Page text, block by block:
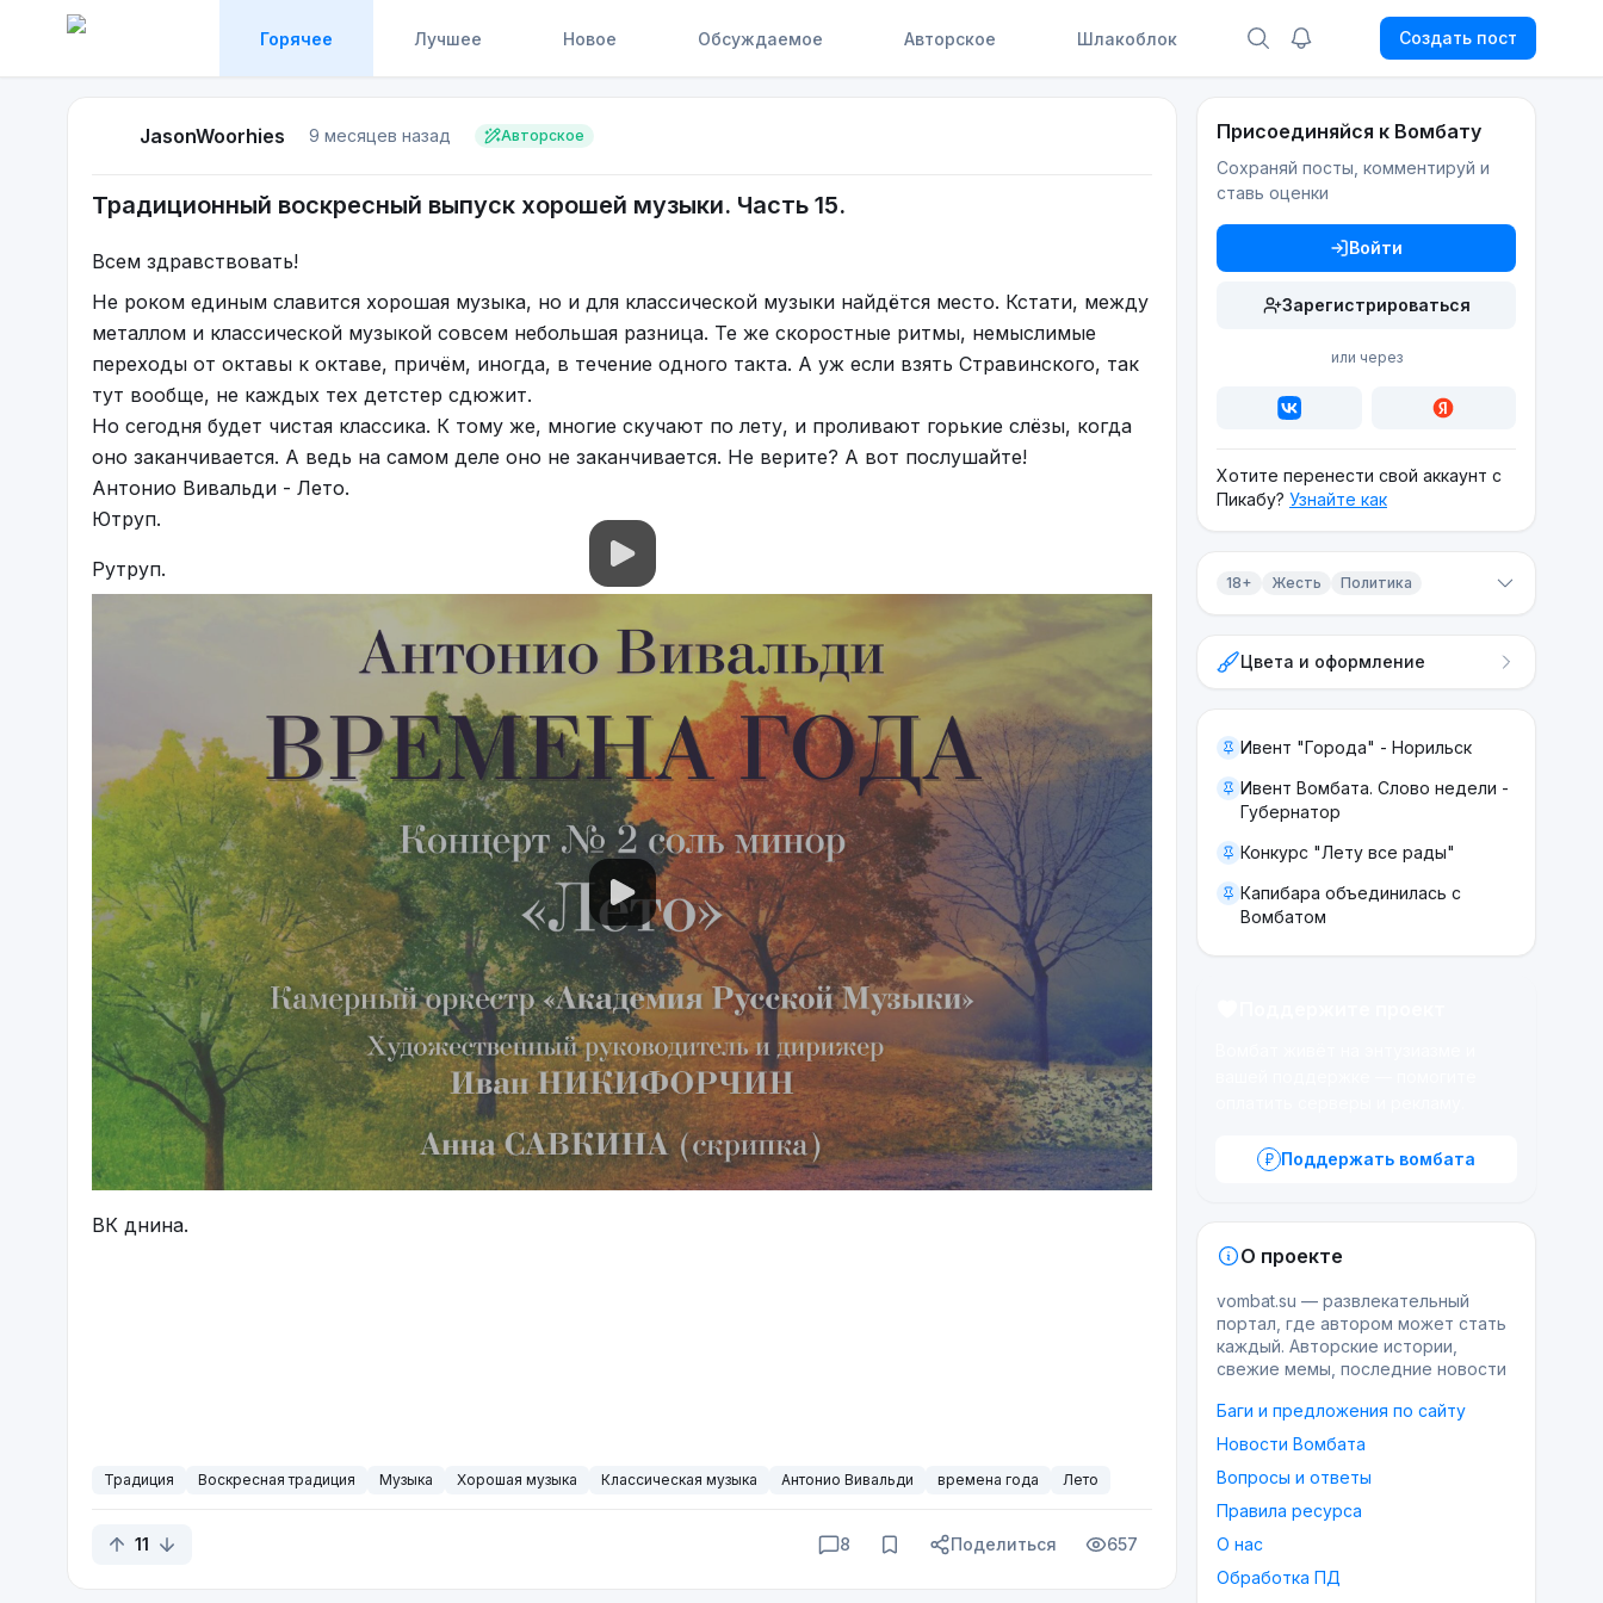
Горячее Лучшее Новое Обсуждаемое Авторское Шлакоблок Создать пост
JasonWoorhies 9 месяцев назад Авторское
Традиционный воскресный выпуск хорошей музыки. Часть 15.
Всем здравствовать!
Не роком единым славится хорошая музыка, но и для классической музыки найдётся место. Кстати, между
металлом и классической музыкой совсем небольшая разница. Те же скоростные ритмы, немыслимые
переходы от октавы к октаве, причём, иногда, в течение одного такта. А уж если взять Стравинского, так
тут вообще, не каждых тех детстер сдюжит.
Но сегодня будет чистая классика. К тому же, многие скучают по лету, и проливают горькие слёзы, когда
оно заканчивается. А ведь на самом деле оно не заканчивается. Не верите? А вот послушайте!
Антонио Вивальди - Лето.
Ютруп.
Рутруп.
ВК днина.
Традиция Воскресная традиция Музыка Хорошая музыка Классическая музыка Антонио Вивальди времена года Лето
11 8 Поделиться 657
Присоединяйся к Вомбату
Сохраняй посты, комментируй и
ставь оценки
Войти
Зарегистрироваться
или через
Хотите перенести свой аккаунт с
Пикабу? Узнайте как
18+ Жесть Политика
ЖестьЦвета и оформление
Ивент "Города" - Норильск
Ивент Вомбата. Слово недели -
Губернатор
Конкурс "Лету все рады"
Капибара объединилась с
Вомбатом
Поддержать вомбата
О проекте
vombat.su — развлекательный
портал, где автором может стать
каждый. Авторские истории,
свежие мемы, последние новости
Баги и предложения по сайту
Новости Вомбата
Вопросы и ответы
Правила ресурса
О нас
Обработка ПД